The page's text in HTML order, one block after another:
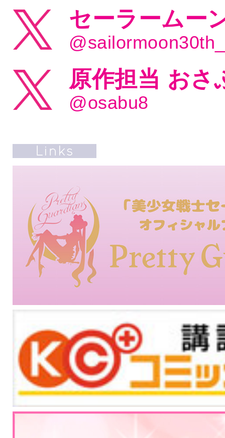
セーラームー
@sailormoon30th_
原作担当 おさ
@osabu8